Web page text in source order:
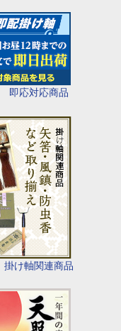
即応対応商品
掛け軸関連商品